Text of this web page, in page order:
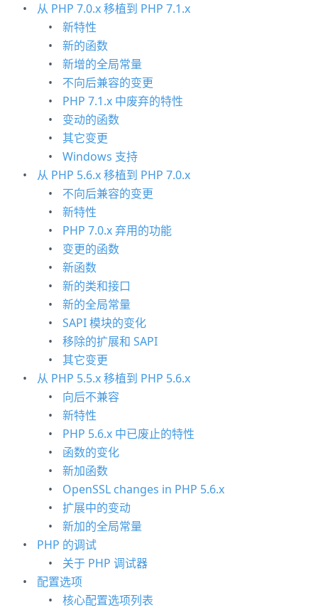
从 PHP 7.0.x 移植到 PHP 7.1.x
新特性
新的函数
新增的全局常量
不向后兼容的变更
PHP 7.1.x 中废弃的特性
变动的函数
其它变更
Windows 支持
从 PHP 5.6.x 移植到 PHP 7.0.x
不向后兼容的变更
新特性
PHP 7.0.x 弃用的功能
变更的函数
新函数
新的类和接口
新的全局常量
SAPI 模块的变化
移除的扩展和 SAPI
其它变更
从 PHP 5.5.x 移植到 PHP 5.6.x
向后不兼容
新特性
PHP 5.6.x 中已废止的特性
函数的变化
新加函数
OpenSSL changes in PHP 5.6.x
扩展中的变动
新加的全局常量
PHP 的调试
关于 PHP 调试器
配置选项
核心配置选项列表